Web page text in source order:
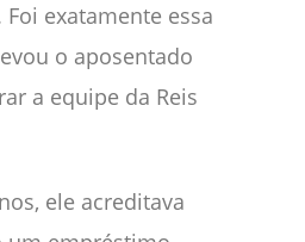
exatamente essa
o aposentado
a equipe da Reis
ele acreditava